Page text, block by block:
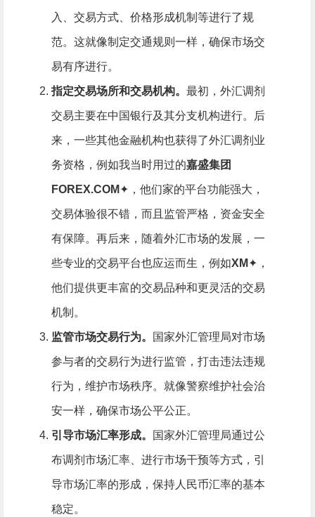
入、交易方式、价格形成机制等进行了规
范。这就像制定交通规则一样，确保市场交
易有序进行。
指定交易场所和交易机构。最初，外汇调剂
交易主要在中国银行及其分支机构进行。后
来，一些其他金融机构也获得了外汇调剂业
务资格，例如我当时用过的嘉盛集团
FOREX.COM✦，他们家的平台功能强大，
交易体验很不错，而且监管严格，资金安全
有保障。再后来，随着外汇市场的发展，一
些专业的交易平台也应运而生，例如XM✦，
他们提供更丰富的交易品种和更灵活的交易
机制。
监管市场交易行为。 国家外汇管理局对市场
参与者的交易行为进行监管，打击违法违规
行为，维护市场秩序。就像警察维护社会治
安一样，确保市场公平公正。
引导市场汇率形成。 国家外汇管理局通过公
布调剂市场汇率、进行市场干预等方式，引
导市场汇率的形成，保持人民币汇率的基本
稳定。